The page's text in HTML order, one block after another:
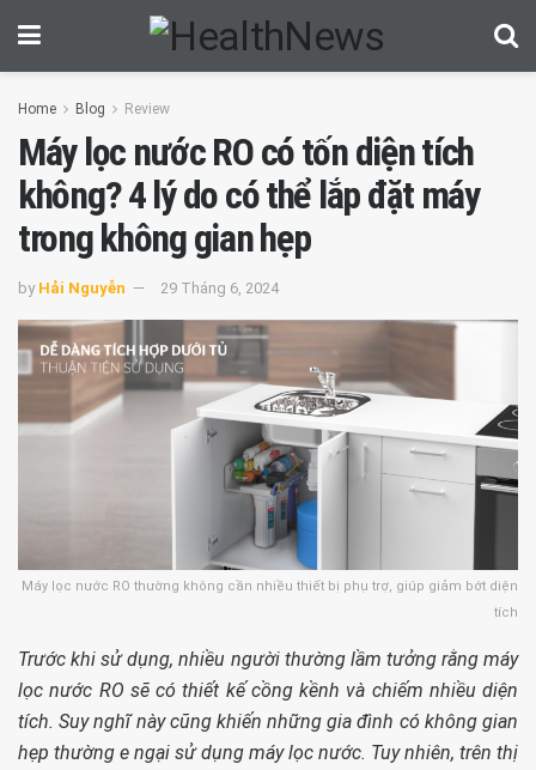
Home Blog Review
Máy lọc nước RO có tốn diện tích
không? 4 lý do có thể lắp đặt máy
trong không gian hẹp
by Hải Nguyễn 29 Tháng 6, 2024
Máy lọc nước RO thường không cần nhiều thiết bị phụ trợ, giúp giảm bớt diện
tích
Trước khi sử dụng, nhiều người thường lầm tưởng rằng máy
lọc nước RO sẽ có thiết kế cồng kềnh và chiếm nhiều diện
tích. Suy nghĩ này cũng khiến những gia đình có không gian
hẹp thường e ngại sử dụng máy lọc nước. Tuy nhiên, trên thị